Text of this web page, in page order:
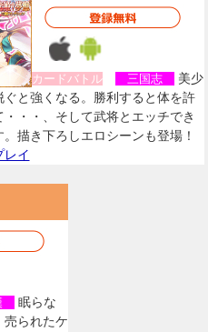
カードバトル 三国志
美少
ぐと強くなる。勝利すると体を許
・・・、そして武将とエッチでき
。描き下ろしエロシーンも登場！
レイ
眠らな
売られたケ